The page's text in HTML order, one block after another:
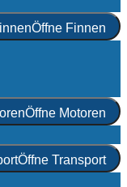
Öffne Finnen
Öffne Motoren
Öffne Transport